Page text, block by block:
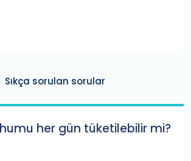
Sıkça sorulan sorular
her gün tüketilebilir mi?